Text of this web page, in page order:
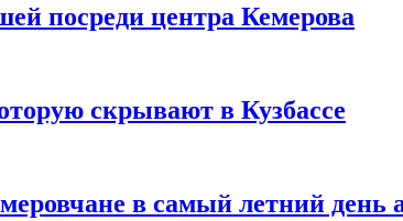
посреди центра Кемерова
скрывают в Кузбассе
в самый летний день